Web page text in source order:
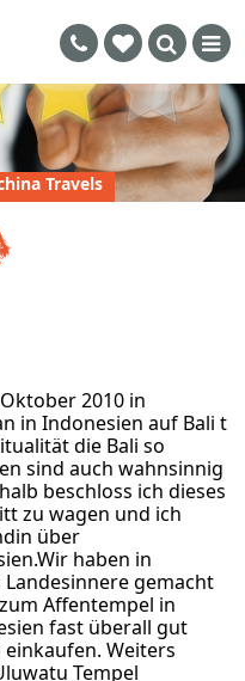
Travels
2010 in
in Indonesien auf Bali t
die Bali so
sind auch wahnsinnig
beschloss ich dieses
zu wagen und ich
über
haben in
gemacht
Affentempel in
fast überall gut
Weiters
Tempel